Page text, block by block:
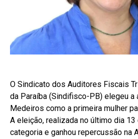
O Sindicato dos Auditores Fiscais
da Paraíba (Sindifisco-PB) elegeu a
Medeiros como a primeira mulher
A eleição, realizada no último dia
categoria e ganhou repercussão na